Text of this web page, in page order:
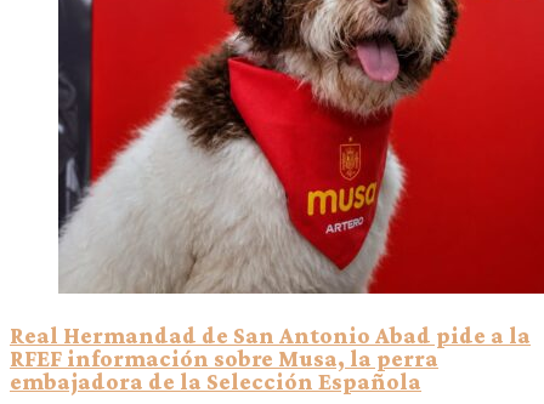
Real Hermandad de San Antonio Abad pide a la
RFEF información sobre Musa, la perra
embajadora de la Selección Española